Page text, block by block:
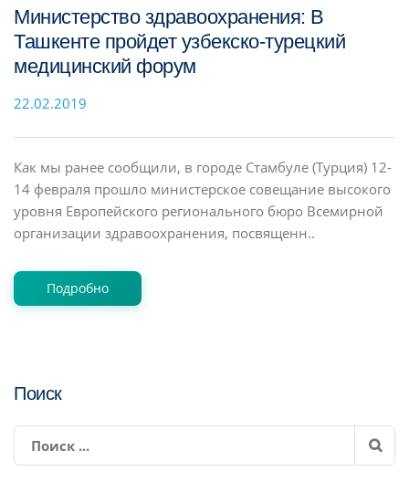
Поиск
Министерство здравоохранения: В
Ташкенте пройдет узбекско-турецкий
медицинский форум
22.02.2019
Как мы ранее сообщили, в городе Стамбуле (Турция) 12-
14 февраля прошло министерское совещание высокого
уровня Европейского регионального бюро Всемирной
организации здравоохранения, посвященн..
Подробно